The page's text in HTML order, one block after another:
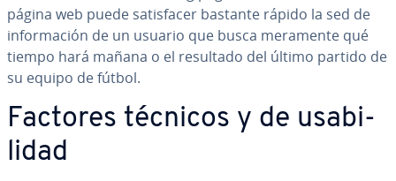
página web puede sa­ti­s­fa­cer bastante rápido la sed de
in­fo­r­ma­ción de un usuario que busca meramente qué
tiempo hará mañana o el resultado del último partido de
su equipo de fútbol.
Factores técnicos y de usa­bi­
li­dad